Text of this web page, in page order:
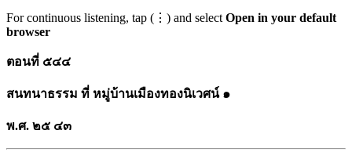
For continuous listening, tap (⋮) and select Open in your default
browser
ตอนที่ ๕๔๔
สนทนาธรรม ที่ หมู่บ้านเมืองทองนิเวศน์ ๑
พ.ศ. ๒๕ ๔๓